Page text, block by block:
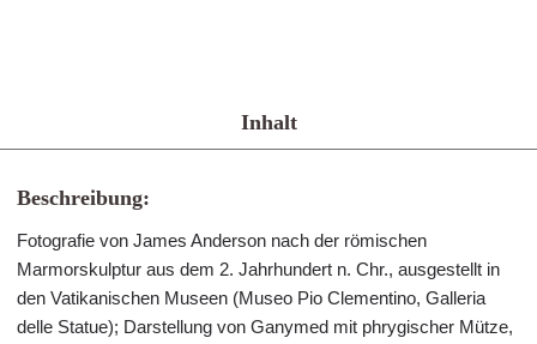
Inhalt
Beschreibung:
Fotografie von James Anderson nach der römischen
Marmorskulptur aus dem 2. Jahrhundert n. Chr., ausgestellt in
den Vatikanischen Museen (Museo Pio Clementino, Galleria
delle Statue); Darstellung von Ganymed mit phrygischer Mütze,